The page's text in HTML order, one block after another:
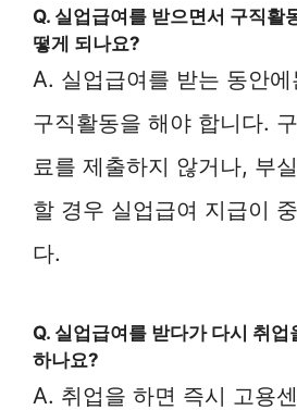
Q. 실업급여를 받으면서 구직활
떻게 되나요?
A. 실업급여를 받는 동안에
구직활동을 해야 합니다.
료를 제출하지 않거나, 부
할 경우 실업급여 지급이
다.
Q. 실업급여를 받다가 다시 취
하나요?
A. 취업을 하면 즉시 고용